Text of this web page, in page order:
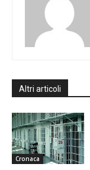
Altri articoli
Cronaca